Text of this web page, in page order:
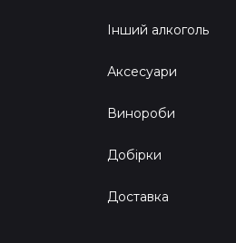
Інший алкоголь
Аксесуари
Винороби
Добірки
Доставка